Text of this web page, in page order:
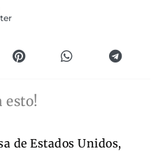
esto!
de Estados Unidos,